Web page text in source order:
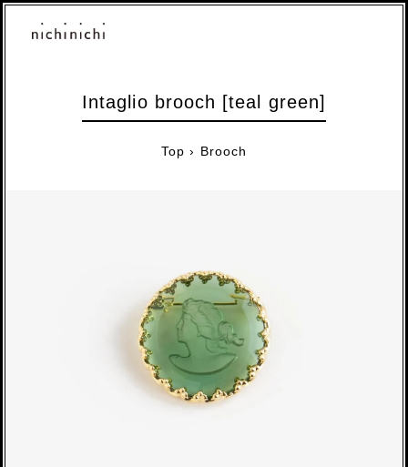
Intaglio brooch [teal green]
Top › Brooch